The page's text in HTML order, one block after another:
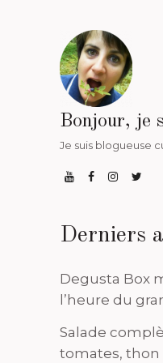
Bonjour, je
Je suis blogueuse
Derniers
Degusta Box
l’heure du
Salade
tomates, thon